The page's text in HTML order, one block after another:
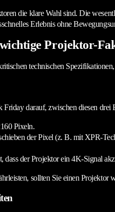
die klare Wahl sind. Die
Erlebnis ohne
Projektor-
technischen
darauf, zwischen diesen drei
Pixeln.
der Pixel (z. B. mit XPR-
dass der Projektor ein 4K-Signal
sollten Sie einen Projektor